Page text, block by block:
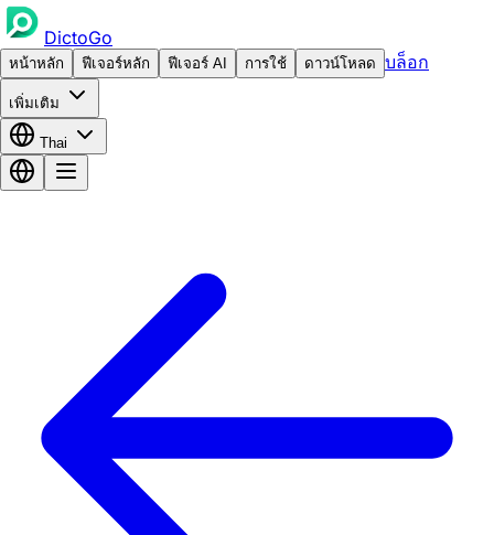
DictoGo
หน้าหลัก ฟีเจอร์หลัก ฟีเจอร์ AI การใช้ ดาวน์โหลด บล็อก
เพิ่มเติม
Thai